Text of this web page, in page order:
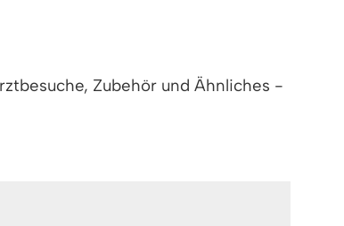
Zubehör und Ähnliches -